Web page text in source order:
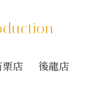
店 後龍店